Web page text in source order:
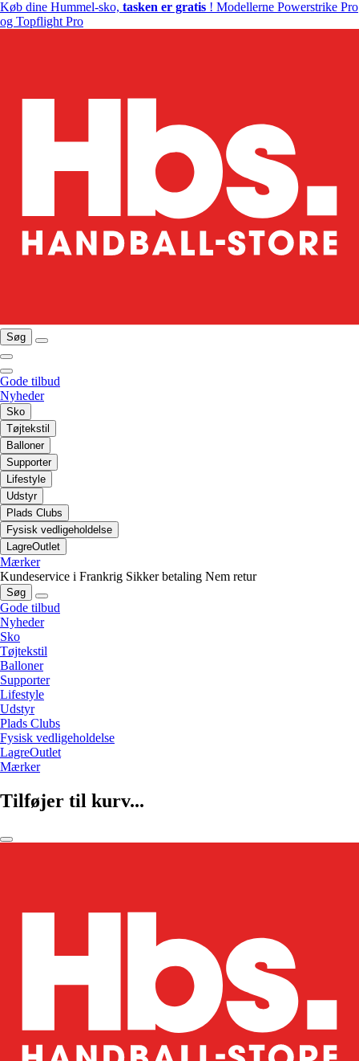
Køb dine Hummel-sko, tasken er gratis ! Modellerne Powerstrike Pro
og Topflight Pro
Søg
Gode tilbud
Nyheder
Sko
Tøjtekstil
Balloner
Supporter
Lifestyle
Udstyr
Plads Clubs
Fysisk vedligeholdelse
LagreOutlet
Mærker
Kundeservice i Frankrig Sikker betaling Nem retur
Søg
Gode tilbud
Nyheder
Sko
Tøjtekstil
Balloner
Supporter
Lifestyle
Udstyr
Plads Clubs
Fysisk vedligeholdelse
LagreOutlet
Mærker
Tilføjer til kurv...